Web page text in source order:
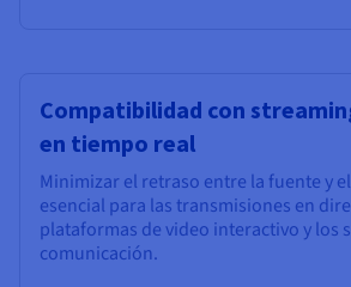
Compatibilidad con
en tiempo real
Minimizar el retraso entre la fuente y
esencial para las transmisiones en
plataformas de video interactivo y los
comunicación.